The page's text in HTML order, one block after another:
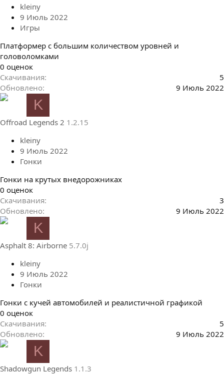
kleiny
9 Июль 2022
Игры
Платформер с большим количеством уровней и
головоломками
0
.
0
0
в
0 оценок
Скачивания
5
Обновлено
9 Июль 2022
K
Offroad Legends 2 1.2.15
kleiny
9 Июль 2022
Гонки
Гонки на крутых внедорожниках
0
.
0
0
в
0 оценок
Скачивания
3
Обновлено
9 Июль 2022
K
Asphalt 8: Airborne 5.7.0j
kleiny
9 Июль 2022
Гонки
Гонки с кучей автомобилей и реалистичной графикой
0
.
0
0
в
0 оценок
Скачивания
5
Обновлено
9 Июль 2022
K
Shadowgun Legends 1.1.3